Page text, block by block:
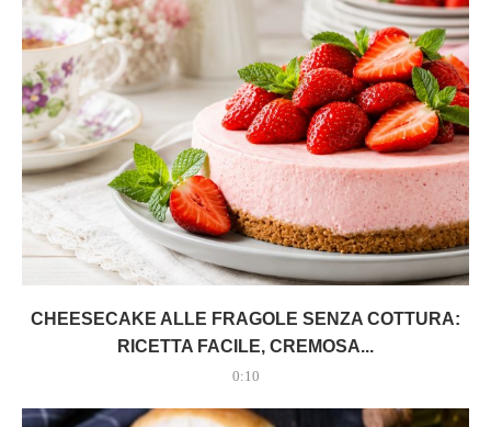
CHEESECAKE ALLE FRAGOLE SENZA COTTURA:
RICETTA FACILE, CREMOSA...
0:10